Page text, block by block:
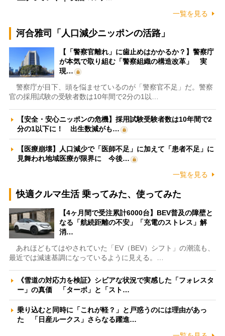
一覧を見る
河合雅司「人口減少ニッポンの活路」
【「警察官離れ」に歯止めはかかるか？】警察庁
が本気で取り組む「警察組織の構造改革」 実
現…
警察庁が目下、頭を悩ませているのが「警察官不足」だ。警察
官の採用試験の受験者数は10年間で2分の1以…
【安全・安心ニッポンの危機】採用試験受験者数は10年間で2
分の1以下に！ 出生数減がも…
【医療崩壊】人口減少で「医師不足」に加えて「患者不足」に
見舞われ地域医療が限界に 今後…
一覧を見る
快適クルマ生活 乗ってみた、使ってみた
【4ヶ月間で受注累計6000台】BEV普及の障壁と
なる「航続距離の不安」「充電のストレス」解
消…
あれほどもてはやされていた「EV（BEV）シフト」の潮流も、
最近では減速基調になっているように見える。…
《雪道の対応力を検証》シビアな状況で実感した「フォレスタ
ー」の真価 「ターボ」と「スト…
乗り込むと同時に「これが軽？」と戸惑うのには理由があっ
た 「日産ルークス」さらなる躍進…